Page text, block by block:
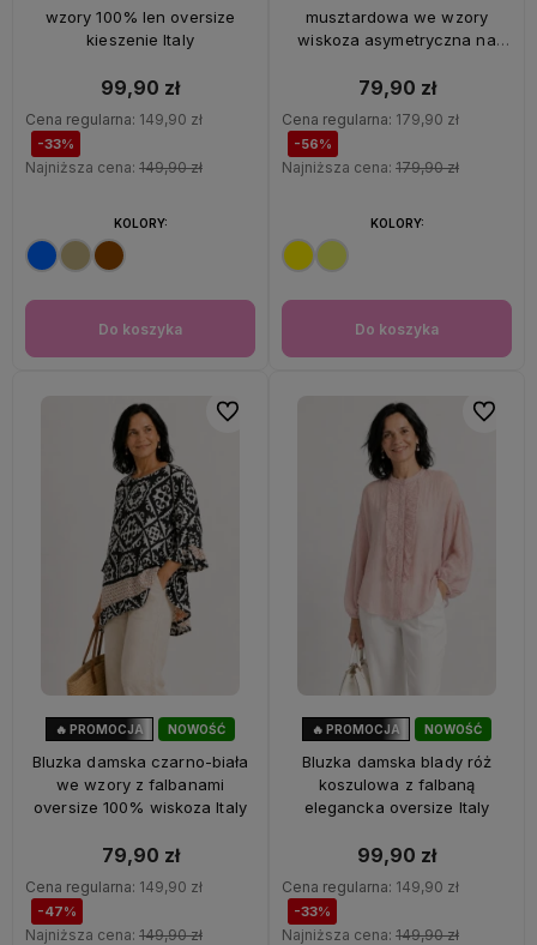
wzory 100% len oversize
kieszenie Italy
99,90 zł
Cena regularna: 149,90 zł
-33%
Najniższa cena: 149,90 zł
Do koszyka
KOLORY:
musztardowa we wzory
wiskoza asymetryczna na
79,90 zł
Cena regularna: 179,90 zł
-56%
Najniższa cena: 179,90 zł
Do koszyka
KOLORY:
NOWOŚĆ
🔥 PROMOCJA
Bluzka damska czarno-biała
we wzory z falbanami
oversize 100% wiskoza Italy
79,90 zł
Cena regularna: 149,90 zł
-47%
Najniższa cena: 149,90 zł
Do ulubionych
NOWOŚĆ
🔥 PROMOCJA
Bluzka damska blady róż
koszulowa z falbaną
elegancka oversize Italy
99,90 zł
Cena regularna: 149,90 zł
-33%
Najniższa cena: 149,90 zł
Do